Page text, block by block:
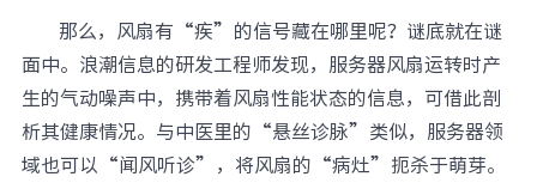
那么，风扇有“疾”的信号藏在哪里呢？谜底就在谜
面中。浪潮信息的研发工程师发现，服务器风扇运转时产
生的气动噪声中，携带着风扇性能状态的信息，可借此剖
析其健康情况。与中医里的“悬丝诊脉”类似，服务器领
域也可以“闻风听诊”，将风扇的“病灶”扼杀于萌芽。